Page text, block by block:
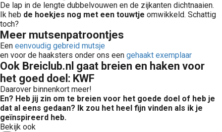
De lap in de lengte dubbelvouwen en de zijkanten dichtnaaien.
Ik heb de hoekjes nog met een touwtje omwikkeld. Schattig
toch?
Meer mutsenpatroontjes
Een eenvoudig gebreid mutsje
en voor de haaksters onder ons een gehaakt exemplaar
Ook Breiclub.nl gaat breien en haken voor
het goed doel: KWF
Daarover binnenkort meer!
En? Heb jij zin om te breien voor het goede doel of heb je
dat al eens gedaan? Ik zou het heel fijn vinden als ik je
geïnspireerd heb.
Bekijk ook